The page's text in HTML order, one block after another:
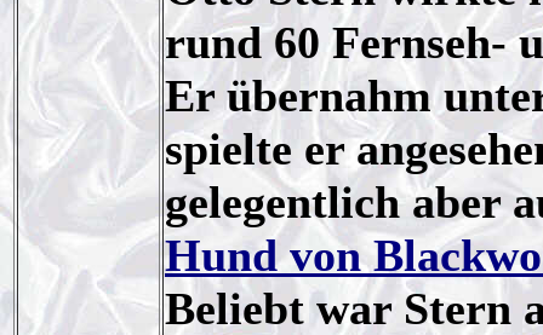
rund 60 Fernseh-
Er übernahm
spielte er
gelegentlich aber
Hund von
Beliebt war Stern